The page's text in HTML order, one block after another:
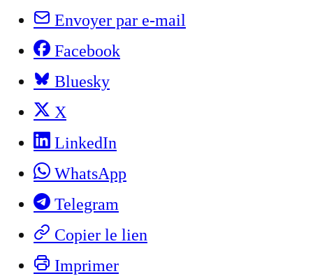
Envoyer par e-mail
Facebook
Bluesky
X
LinkedIn
WhatsApp
Telegram
Copier le lien
Imprimer